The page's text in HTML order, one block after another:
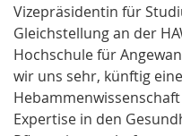
Vizepräsidentin für
Gleichstellung an der
Hochschule für
wir uns sehr, künftig
Expertise in den